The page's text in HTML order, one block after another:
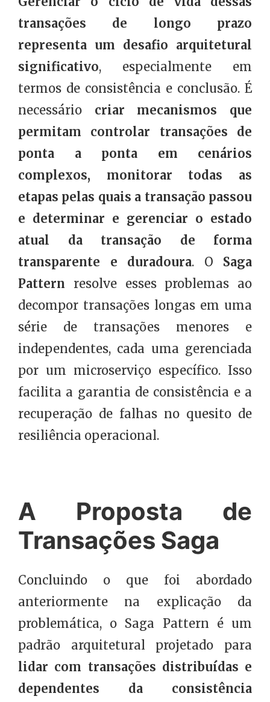
transações de longo prazo
representa um desafio arquitetural
significativo, especialmente em
termos de consistência e conclusão. É
necessário criar mecanismos que
permitam controlar transações de
ponta a ponta em cenários
complexos, monitorar todas as
etapas pelas quais a transação passou
e determinar e gerenciar o estado
atual da transação de forma
transparente e duradoura. O Saga
Pattern resolve esses problemas ao
decompor transações longas em uma
série de transações menores e
independentes, cada uma gerenciada
por um microserviço específico. Isso
facilita a garantia de consistência e a
recuperação de falhas no quesito de
resiliência operacional.
A Proposta de
Transações Saga
Concluindo o que foi abordado
anteriormente na explicação da
problemática, o Saga Pattern é um
padrão arquitetural projetado para
lidar com transações distribuídas e
dependentes da consistência